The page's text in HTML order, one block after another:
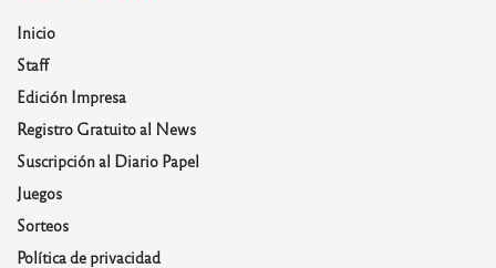
Inicio
Staff
Edición Impresa
Registro Gratuito al News
Suscripción al Diario Papel
Juegos
Sorteos
Política de privacidad